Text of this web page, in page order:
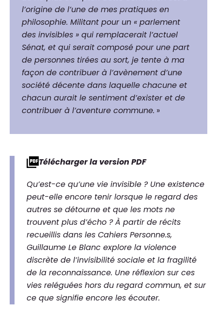
l’origine de l’une de mes pratiques en
philosophie. Militant pour un « parlement
des invisibles » qui remplacerait l’actuel
Sénat, et qui serait composé pour une part
de personnes tirées au sort, je tente à ma
façon de contribuer à l’avènement d’une
société décente dans laquelle chacune et
chacun aurait le sentiment d’exister et de
contribuer à l’aventure commune. »
Télécharger la version PDF
Qu’est-ce qu’une vie invisible ? Une existence
peut-elle encore tenir lorsque le regard des
autres se détourne et que les mots ne
trouvent plus d’écho ? À partir de récits
recueillis dans les Cahiers Personne.s,
Guillaume Le Blanc explore la violence
discrète de l’invisibilité sociale et la fragilité
de la reconnaissance. Une réflexion sur ces
vies reléguées hors du regard commun, et sur
ce que signifie encore les écouter.